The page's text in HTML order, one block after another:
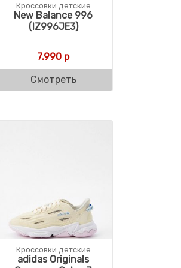
Кроссовки детские
New Balance 996
(IZ996JE3)
7.990 р
Смотреть
Кроссовки детские
adidas Originals